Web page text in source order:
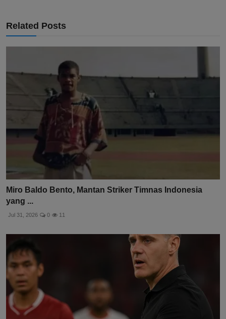
Related Posts
Miro Baldo Bento, Mantan Striker Timnas Indonesia
yang ...
Jul 31, 2026 0 11